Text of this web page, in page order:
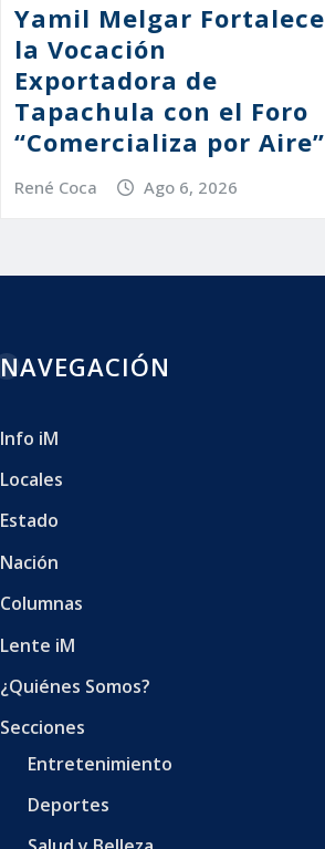
Yamil Melgar Fortalece
la Vocación
Exportadora de
Tapachula con el Foro
“Comercializa por Aire”
René Coca Ago 6, 2026
NAVEGACIÓN
Info iM
Locales
Estado
Nación
Columnas
Lente iM
¿Quiénes Somos?
Secciones
Entretenimiento
Deportes